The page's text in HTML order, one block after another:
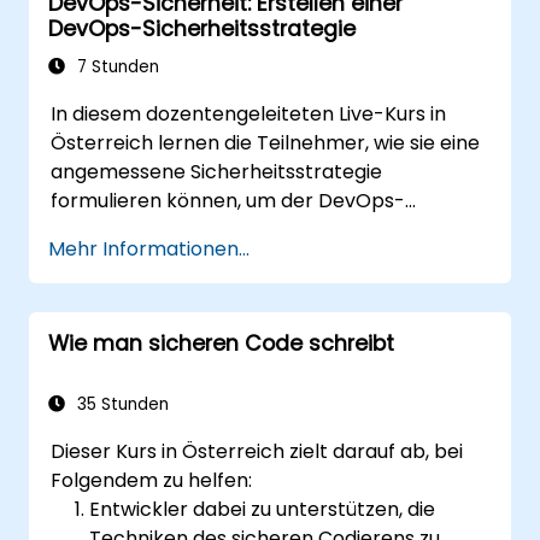
DevOps-Sicherheitsstrategie
7 Stunden
In diesem dozentengeleiteten Live-Kurs in
Österreich lernen die Teilnehmer, wie sie eine
angemessene Sicherheitsstrategie
formulieren können, um der DevOps-
Mehr Informationen...
Wie man sicheren Code schreibt
35 Stunden
Dieser Kurs in Österreich zielt darauf ab, bei
Folgendem zu helfen:
Entwickler dabei zu unterstützen, die